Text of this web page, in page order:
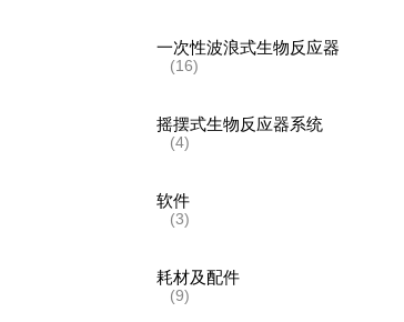
一次性波浪式生物反应器
(16)
摇摆式生物反应器系统
(4)
软件
(3)
耗材及配件
(9)